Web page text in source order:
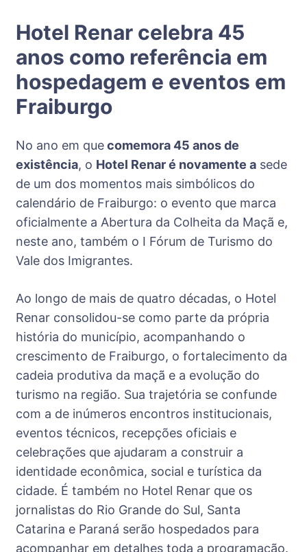
Hotel Renar celebra 45
anos como referência em
hospedagem e eventos em
Fraiburgo
No ano em quecomemora 45 anos de
existência, o Hotel Renar é novamente a sede
de um dos momentos mais simbólicos do
calendário de Fraiburgo: o evento que marca
oficialmente a Abertura da Colheita da Maçã e,
neste ano, também o I Fórum de Turismo do
Vale dos Imigrantes.
Ao longo de mais de quatro décadas, o Hotel
Renar consolidou-se como parte da própria
história do município, acompanhando o
crescimento de Fraiburgo, o fortalecimento da
cadeia produtiva da maçã e a evolução do
turismo na região. Sua trajetória se confunde
com a de inúmeros encontros institucionais,
eventos técnicos, recepções oficiais e
celebrações que ajudaram a construir a
identidade econômica, social e turística da
cidade. É também no Hotel Renar que os
jornalistas do Rio Grande do Sul, Santa
Catarina e Paraná serão hospedados para
acompanhar em detalhes toda a programação.